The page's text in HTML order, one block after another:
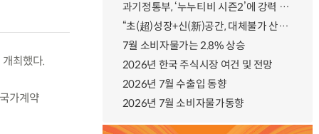
최했다.
가계약
과기정통부, ‘누누티비 시즌2’에 강력 대응 의지 밝혀
“초(超)성장+신(新)공간, 대체불가 산업강국”
7월 소비자물가는 2.8% 상승
2026년 한국 주식시장 여건 및 전망
2026년 7월 수출입 동향
2026년 7월 소비자물가동향